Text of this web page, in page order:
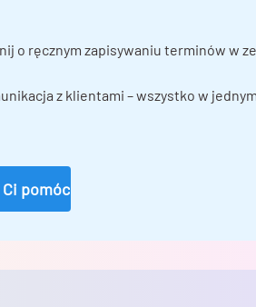
o ręcznym zapisywaniu terminów w
z klientami – wszystko w
pomóc